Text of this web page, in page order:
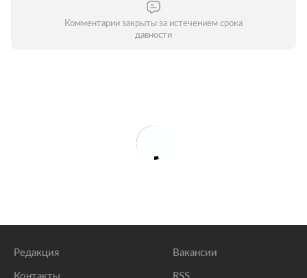
Комментарии закрыты за истечением срока
давности
Редакция Вакансии